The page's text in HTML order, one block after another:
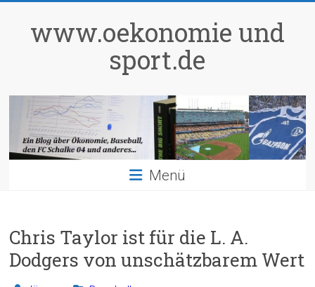
springenwww.oekonomie und
sport.de
Menü
Chris Taylor ist für die L. A.
Dodgers von unschätzbarem Wert